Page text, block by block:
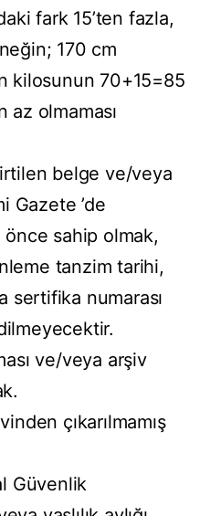
fark 15’ten fazla,
170 cm
kilosunun 70+15=85
az olmaması
belge ve/veya
Gazete ’de
önce sahip olmak,
tanzim tarihi,
sertifika numarası
ve/veya arşiv
çıkarılmamış
Güvenlik